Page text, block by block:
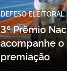
DEFESO ELEITORAL
3º Prêmio
acompanhe
premiação